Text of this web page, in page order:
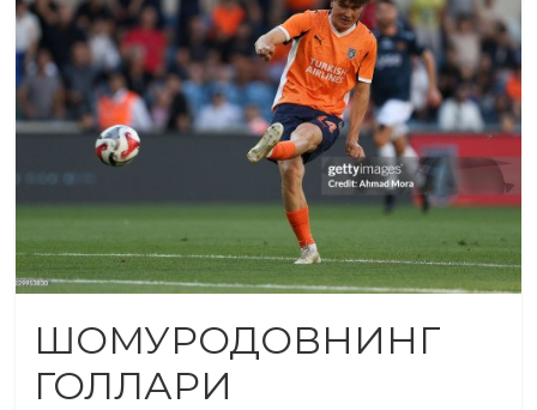
ШОМУРОДОВНИНГ
ГОЛЛАРИ